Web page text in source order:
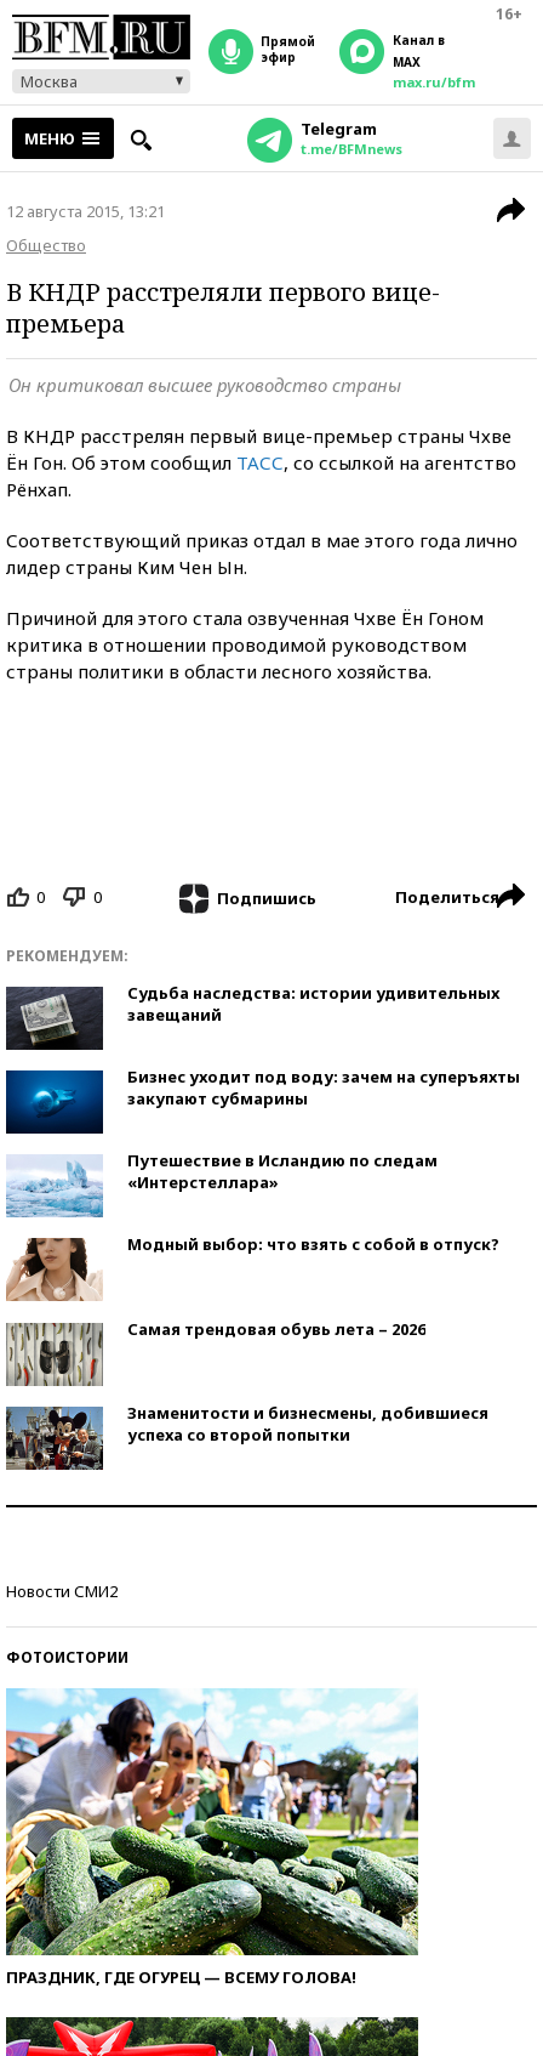
16+
Москва
прямой
эфир
Канал в
MAX
max.ru/bfm
МЕНЮ Telegram
t.me/BFMnews
12 августа 2015, 13:21
Общество
В КНДР расстреляли первого вице-
премьера
Он критиковал высшее руководство страны
В КНДР расстрелян первый вице-премьер страны Чхве
Ён Гон. Об этом сообщил ТАСС, со ссылкой на агентство
Рёнхап.
Соответствующий приказ отдал в мае этого года лично
лидер страны Ким Чен Ын.
Причиной для этого стала озвученная Чхве Ён Гоном
критика в отношении проводимой руководством
страны политики в области лесного хозяйства.
0 0 Подпишись Поделиться
РЕКОМЕНДУЕМ:
Судьба наследства: истории удивительных
завещаний
Бизнес уходит под воду: зачем на суперъяхты
закупают субмарины
Путешествие в Исландию по следам
«Интерстеллара»
Модный выбор: что взять с собой в отпуск?
Самая трендовая обувь лета – 2026
Знаменитости и бизнесмены, добившиеся
успеха со второй попытки
Новости СМИ2
ФОТОИСТОРИИ
ПРАЗДНИК, ГДЕ ОГУРЕЦ — ВСЕМУ ГОЛОВА!